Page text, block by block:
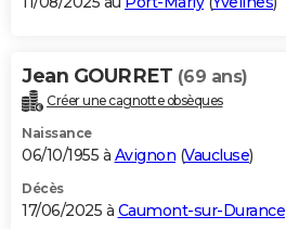
Jean GOURRET (69 ans)
Créer une cagnotte obsèques
Naissance
06/10/1955 à Avignon (Vaucluse)
Décès
17/06/2025 à Caumont-sur-Durance